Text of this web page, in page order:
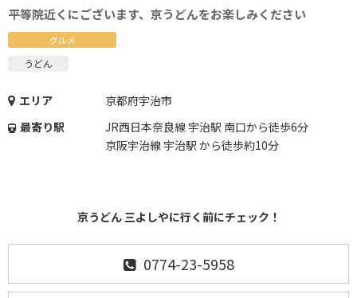
平等院近くにございます、京うどんをお楽しみください
グルメ
うどん
エリア
京都府宇治市
最寄り駅
JR西日本奈良線 宇治駅 南口から徒歩6分
京阪宇治線 宇治駅 から徒歩約10分
京うどん 三よしやに行く前にチェック！
0774-23-5958